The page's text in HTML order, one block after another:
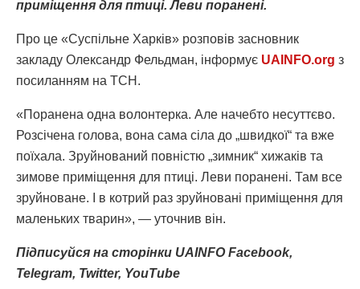
приміщення для птиці. Леви поранені.
Про це «Суспільне Харків» розповів засновник
закладу Олександр Фельдман, інформує UAINFO.org з
посиланням на ТСН.
«Поранена одна волонтерка. Але начебто несуттєво.
Розсічена голова, вона сама сіла до „швидкої“ та вже
поїхала. Зруйнований повністю „зимник“ хижаків та
зимове приміщення для птиці. Леви поранені. Там все
зруйноване. І в котрий раз зруйновані приміщення для
маленьких тварин», — уточнив він.
Підписуйся на сторінки UAINFO Facebook,
Telegram, Twitter, YouTube